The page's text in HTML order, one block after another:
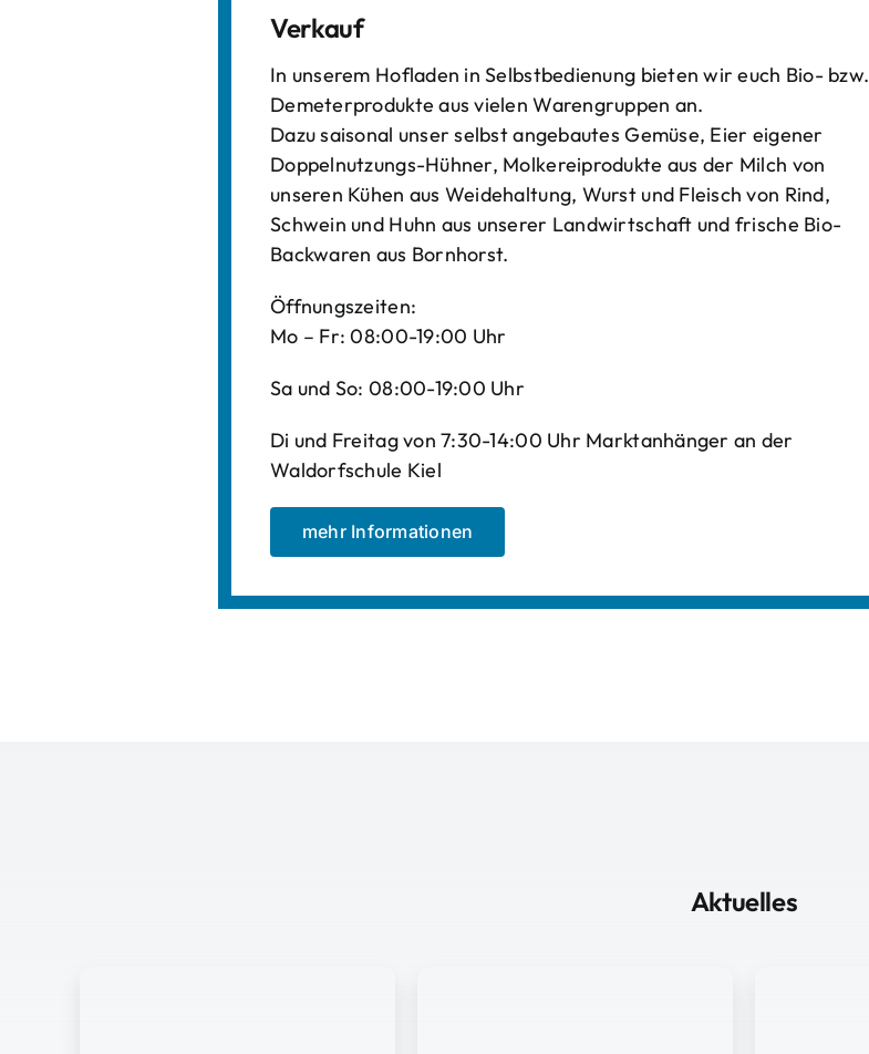
Verkauf
In unserem Hofladen in Selbstbedienung bieten wir euch Bio- bzw.
Demeterprodukte aus vielen Warengruppen an.
Dazu saisonal unser selbst angebautes Gemüse, Eier eigener
Doppelnutzungs-Hühner, Molkereiprodukte aus der Milch von
unseren Kühen aus Weidehaltung, Wurst und Fleisch von Rind,
Schwein und Huhn aus unserer Landwirtschaft und frische Bio-
Backwaren aus Bornhorst.
Öffnungszeiten:
Mo – Fr: 08:00-19:00 Uhr
Sa und So: 08:00-19:00 Uhr
Di und Freitag von 7:30-14:00 Uhr Marktanhänger an der
Waldorfschule Kiel
mehr Informationen
Aktuelles